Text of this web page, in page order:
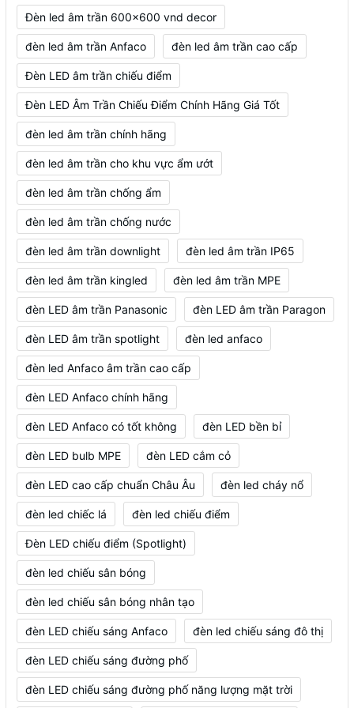
Đèn led âm trần 600x600 vnd decor
đèn led âm trần Anfaco đèn led âm trần cao cấp
Đèn LED âm trần chiếu điểm
Đèn LED Âm Trần Chiếu Điểm Chính Hãng Giá Tốt
đèn led âm trần chính hãng
đèn led âm trần cho khu vực ẩm ướt
đèn led âm trần chống ẩm
đèn led âm trần chống nước
đèn led âm trần downlight đèn led âm trần IP65
đèn led âm trần kingled đèn led âm trần MPE
đèn LED âm trần Panasonic đèn LED âm trần Paragon
đèn LED âm trần spotlight đèn led anfaco
đèn led Anfaco âm trần cao cấp
đèn LED Anfaco chính hãng
đèn LED Anfaco có tốt không đèn LED bền bỉ
đèn LED bulb MPE đèn LED cắm cỏ
đèn LED cao cấp chuẩn Châu Âu đèn led cháy nổ
đèn led chiếc lá đèn led chiếu điểm
Đèn LED chiếu điểm (Spotlight)
đèn led chiếu sân bóng
đèn led chiếu sân bóng nhân tạo
đèn LED chiếu sáng Anfaco đèn led chiếu sáng đô thị
đèn LED chiếu sáng đường phố
đèn LED chiếu sáng đường phố năng lượng mặt trời